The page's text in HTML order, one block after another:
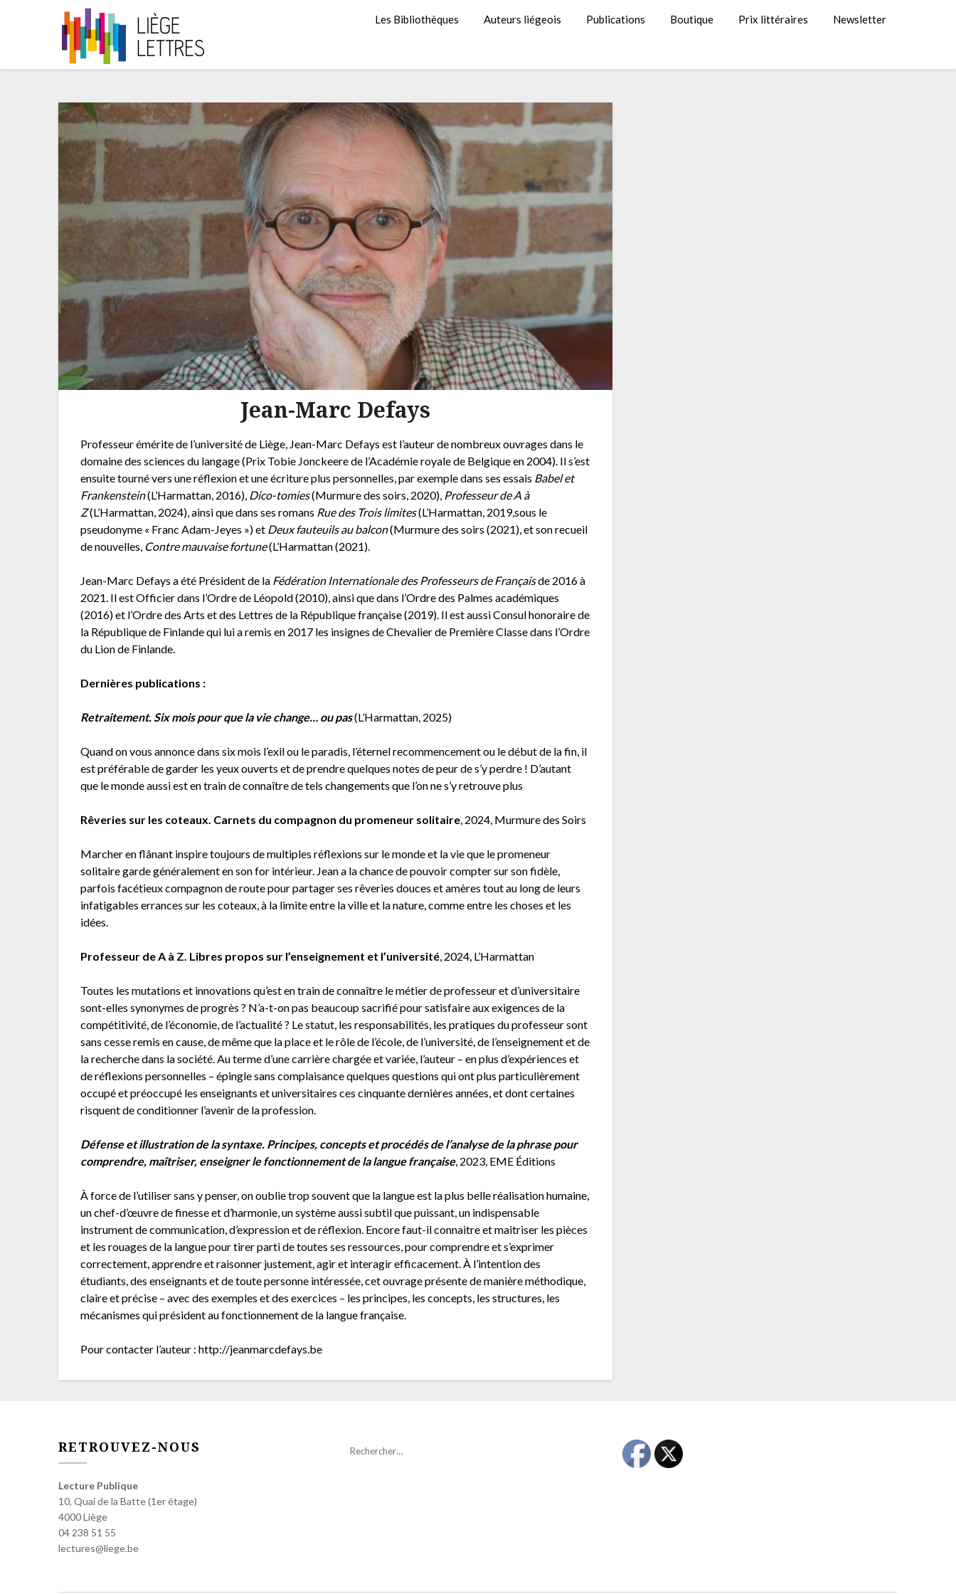
Les Bibliothèques Auteurs liégeois Publications Boutique Prix littéraires Newsletter
Jean-Marc Defays
Professeur émérite de l’université de Liège, Jean-Marc Defays est l’auteur de nombreux ouvrages dans le
domaine des sciences du langage (Prix Tobie Jonckeere de l’Académie royale de Belgique en 2004). Il s’est
ensuite tourné vers une réflexion et une écriture plus personnelles, par exemple dans ses essais Babel et
Frankenstein(L’Harmattan, 2016), Dico-tomies(Murmure des soirs, 2020), Professeur de A à
Z(L’Harmattan, 2024), ainsi que dans ses romans Rue des Trois limites(L’Harmattan, 2019,sous le
pseudonyme « Franc Adam-Jeyes ») et Deux fauteuils au balcon(Murmure des soirs (2021), et son recueil
de nouvelles, Contre mauvaise fortune(L’Harmattan (2021).
Jean-Marc Defays a été Président de la Fédération Internationale des Professeurs de Françaisde 2016 à
2021. Il est Officier dans l’Ordre de Léopold (2010), ainsi que dans l’Ordre des Palmes académiques
(2016) et l’Ordre des Arts et des Lettres de la République française (2019). Il est aussi Consul honoraire de
la République de Finlande qui lui a remis en 2017 les insignes de Chevalier de Première Classe dans l’Ordre
du Lion de Finlande.
Dernières publications :
Retraitement. Six mois pour que la vie change… ou pas(L’Harmattan, 2025)
Quand on vous annonce dans six mois l’exil ou le paradis, l’éternel recommencement ou le début de la fin, il
est préférable de garder les yeux ouverts et de prendre quelques notes de peur de s’y perdre ! D’autant
que le monde aussi est en train de connaître de tels changements que l’on ne s’y retrouve plus
Rêveries sur les coteaux. Carnets du compagnon du promeneur solitaire, 2024, Murmure des Soirs
Marcher en flânant inspire toujours de multiples réflexions sur le monde et la vie que le promeneur
solitaire garde généralement en son for intérieur. Jean a la chance de pouvoir compter sur son fidèle,
parfois facétieux compagnon de route pour partager ses rêveries douces et amères tout au long de leurs
infatigables errances sur les coteaux, à la limite entre la ville et la nature, comme entre les choses et les
idées.
Professeur de A à Z. Libres propos sur l’enseignement et l’université, 2024, L’Harmattan
Toutes les mutations et innovations qu’est en train de connaître le métier de professeur et d’universitaire
sont-elles synonymes de progrès ? N’a-t-on pas beaucoup sacrifié pour satisfaire aux exigences de la
compétitivité, de l’économie, de l’actualité ? Le statut, les responsabilités, les pratiques du professeur sont
sans cesse remis en cause, de même que la place et le rôle de l’école, de l’université, de l’enseignement et de
la recherche dans la société. Au terme d’une carrière chargée et variée, l’auteur – en plus d’expériences et
de réflexions personnelles – épingle sans complaisance quelques questions qui ont plus particulièrement
occupé et préoccupé les enseignants et universitaires ces cinquante dernières années, et dont certaines
risquent de conditionner l’avenir de la profession.
Défense et illustration de la syntaxe. Principes, concepts et procédés de l’analyse de la phrase pour
comprendre, maîtriser, enseigner le fonctionnement de la langue française, 2023, EME Éditions
À force de l’utiliser sans y penser, on oublie trop souvent que la langue est la plus belle réalisation humaine,
un chef-d’œuvre de finesse et d’harmonie, un système aussi subtil que puissant, un indispensable
instrument de communication, d’expression et de réflexion. Encore faut-il connaitre et maitriser les pièces
et les rouages de la langue pour tirer parti de toutes ses ressources, pour comprendre et s’exprimer
correctement, apprendre et raisonner justement, agir et interagir efficacement. À l’intention des
étudiants, des enseignants et de toute personne intéressée, cet ouvrage présente de manière méthodique,
claire et précise – avec des exemples et des exercices – les principes, les concepts, les structures, les
mécanismes qui président au fonctionnement de la langue française.
Pour contacter l’auteur : http://jeanmarcdefays.be
RETROUVEZ-NOUS
Lecture Publique
10, Quai de la Batte (1er étage)
4000 Liège
04 238 51 55
lectures@liege.be